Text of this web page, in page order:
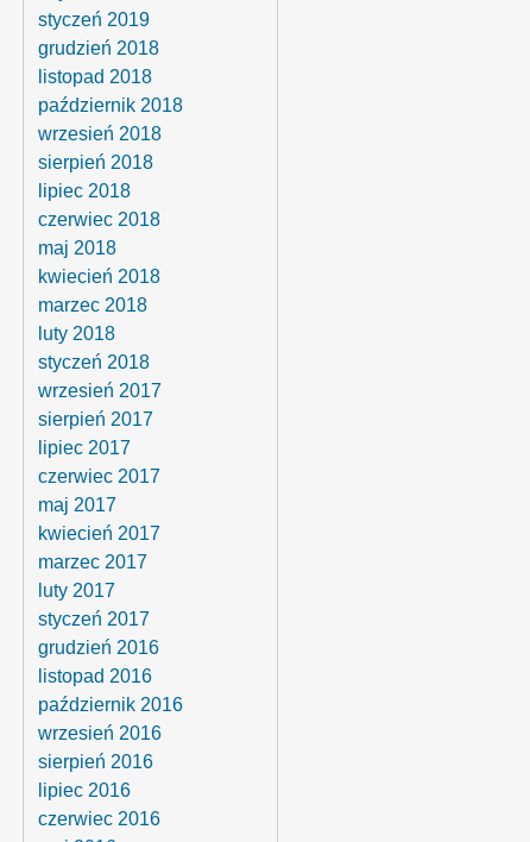
styczeń 2019
grudzień 2018
listopad 2018
październik 2018
wrzesień 2018
sierpień 2018
lipiec 2018
czerwiec 2018
maj 2018
kwiecień 2018
marzec 2018
luty 2018
styczeń 2018
wrzesień 2017
sierpień 2017
lipiec 2017
czerwiec 2017
maj 2017
kwiecień 2017
marzec 2017
luty 2017
styczeń 2017
grudzień 2016
listopad 2016
październik 2016
wrzesień 2016
sierpień 2016
lipiec 2016
czerwiec 2016